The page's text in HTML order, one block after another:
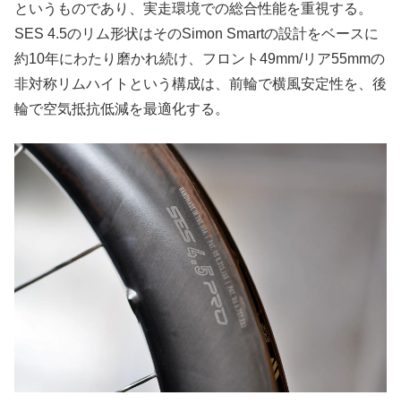
というものであり、実走環境での総合性能を重視する。
SES 4.5のリム形状はそのSimon Smartの設計をベースに
約10年にわたり磨かれ続け、フロント49mm/リア55mmの
非対称リムハイトという構成は、前輪で横風安定性を、後
輪で空気抵抗低減を最適化する。